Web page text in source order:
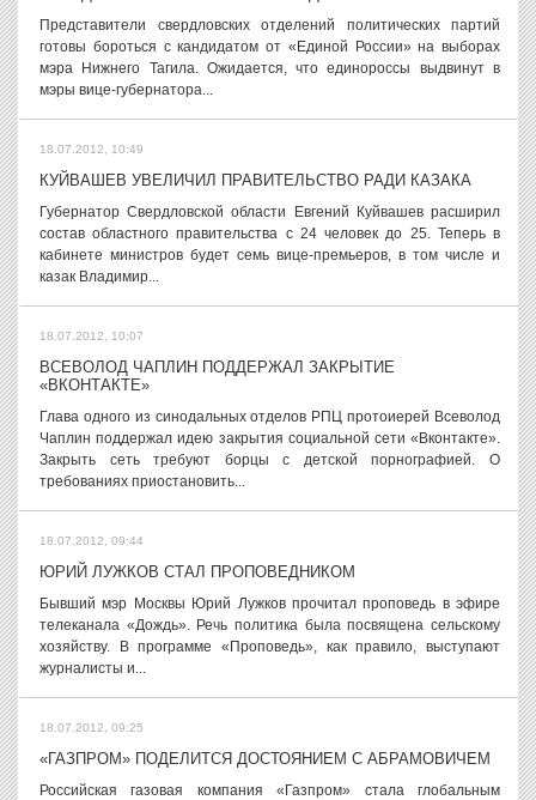
Представители свердловских отделений политических партий
готовы бороться с кандидатом от «Единой России» на выборах
мэра Нижнего Тагила. Ожидается, что единороссы выдвинут в
мэры вице-губернатора...
18.07.2012, 10:49
КУЙВАШЕВ УВЕЛИЧИЛ ПРАВИТЕЛЬСТВО РАДИ КАЗАКА
Губернатор Свердловской области Евгений Куйвашев расширил
состав областного правительства с 24 человек до 25. Теперь в
кабинете министров будет семь вице-премьеров, в том числе и
казак Владимир...
18.07.2012, 10:07
ВСЕВОЛОД ЧАПЛИН ПОДДЕРЖАЛ ЗАКРЫТИЕ
«ВКОНТАКТЕ»
Глава одного из синодальных отделов РПЦ протоиерей Всеволод
Чаплин поддержал идею закрытия социальной сети «Вконтакте».
Закрыть сеть требуют борцы с детской порнографией. О
требованиях приостановить...
18.07.2012, 09:44
ЮРИЙ ЛУЖКОВ СТАЛ ПРОПОВЕДНИКОМ
Бывший мэр Москвы Юрий Лужков прочитал проповедь в эфире
телеканала «Дождь». Речь политика была посвящена сельскому
хозяйству. В программе «Проповедь», как правило, выступают
журналисты и...
18.07.2012, 09:25
«ГАЗПРОМ» ПОДЕЛИТСЯ ДОСТОЯНИЕМ С АБРАМОВИЧЕМ
Российская газовая компания «Газпром» стала глобальным